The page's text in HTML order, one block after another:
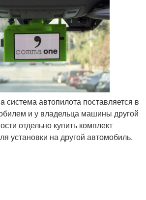
система автопилота поставляется в
и у владельца машины другой
отдельно купить комплект
установки на другой автомобиль.